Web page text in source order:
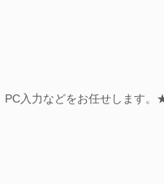
PC入力などをお任せします